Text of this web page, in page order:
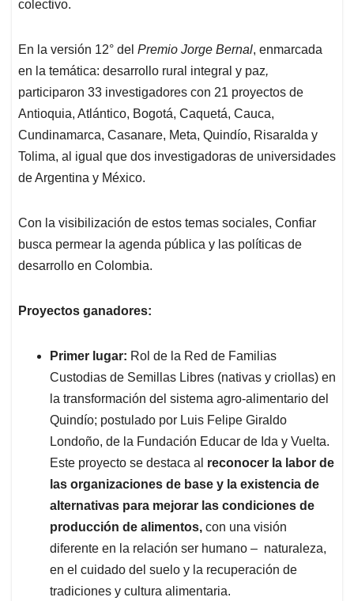
colectivo.
En la versión 12° del Premio Jorge Bernal, enmarcada
en la temática: desarrollo rural integral y paz,
participaron 33 investigadores con 21 proyectos de
Antioquia, Atlántico, Bogotá, Caquetá, Cauca,
Cundinamarca, Casanare, Meta, Quindío, Risaralda y
Tolima, al igual que dos investigadoras de universidades
de Argentina y México.
Con la visibilización de estos temas sociales, Confiar
busca permear la agenda pública y las políticas de
desarrollo en Colombia.
Proyectos ganadores:
Primer lugar: Rol de la Red de Familias
Custodias de Semillas Libres (nativas y criollas) en
la transformación del sistema agro-alimentario del
Quindío; postulado por Luis Felipe Giraldo
Londoño, de la Fundación Educar de Ida y Vuelta.
Este proyecto se destaca al reconocer la labor de
las organizaciones de base y la existencia de
alternativas para mejorar las condiciones de
producción de alimentos, con una visión
diferente en la relación ser humano – naturaleza,
en el cuidado del suelo y la recuperación de
tradiciones y cultura alimentaria.